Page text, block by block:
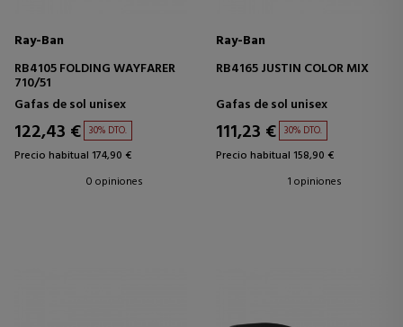
Ray-Ban
RB4105 FOLDING WAYFARER
710/51
Gafas de sol unisex
122,43 € 30% DTO.
Precio habitual 174,90 €
0 opiniones
Ray-Ban
RB4165 JUSTIN COLOR MIX
Gafas de sol unisex
111,23 € 30% DTO.
Precio habitual 158,90 €
1 opiniones